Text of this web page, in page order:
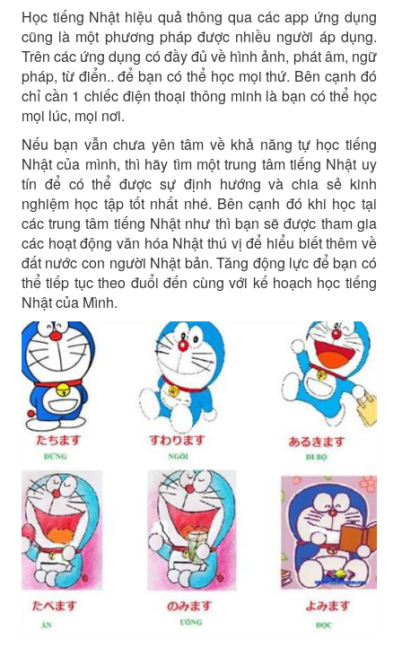
Học tiếng Nhật hiệu quả thông qua các app ứng dụng
cũng là một phương pháp được nhiều người áp dụng.
Trên các ứng dụng có đầy đủ về hình ảnh, phát âm, ngữ
pháp, từ điển.. để bạn có thể học mọi thứ. Bên cạnh đó
chỉ cần 1 chiếc điện thoại thông minh là bạn có thể học
mọi lúc, mọi nơi.
Nếu bạn vẫn chưa yên tâm về khả năng tự học tiếng
Nhật của mình, thì hãy tìm một trung tâm tiếng Nhật uy
tín để có thể được sự định hướng và chia sẻ kinh
nghiệm học tập tốt nhất nhé. Bên cạnh đó khi học tại
các trung tâm tiếng Nhật như thì bạn sẽ được tham gia
các hoạt động văn hóa Nhật thú vị để hiểu biết thêm về
đất nước con người Nhật bản. Tăng động lực để bạn có
thể tiếp tục theo đuổi đến cùng với kế hoạch học tiếng
Nhật của Mình.